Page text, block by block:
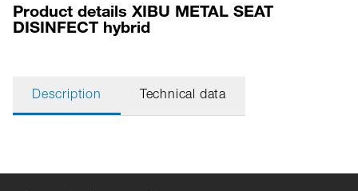
Product details XIBU METAL SEAT
DISINFECT hybrid
Description Technical data